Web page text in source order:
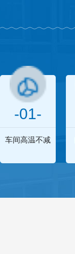
-01-
车间高温不减